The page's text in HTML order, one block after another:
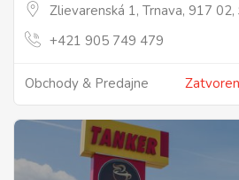
Zlievarenská 1, Trnava, 917
+421 905 749 479
Obchody & Predajne